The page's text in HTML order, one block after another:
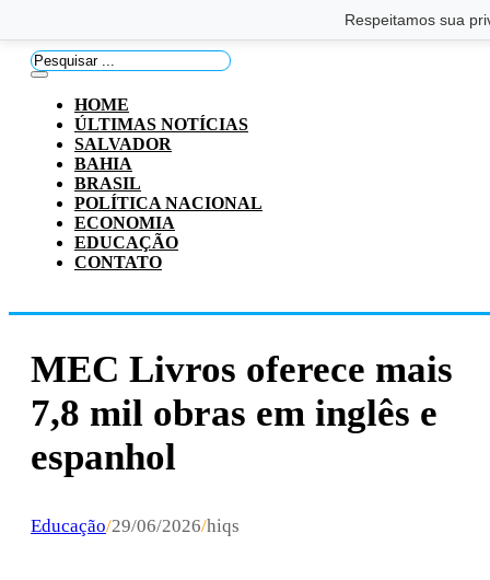
Respeitamos sua
Pesquisar
...
HOME
ÚLTIMAS NOTÍCIAS
SALVADOR
BAHIA
BRASIL
POLÍTICA NACIONAL
ECONOMIA
EDUCAÇÃO
CONTATO
MEC Livros oferece mais
7,8 mil obras em inglês e
espanhol
Educação/29/06/2026/hiqs